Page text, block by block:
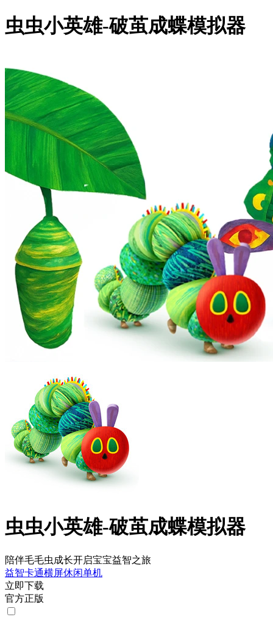
虫虫小英雄-破茧成蝶模拟器
虫虫小英雄-破茧成蝶模拟器
陪伴毛毛虫成长开启宝宝益智之旅
益智卡通横屏休闲单机
立即下载
官方正版